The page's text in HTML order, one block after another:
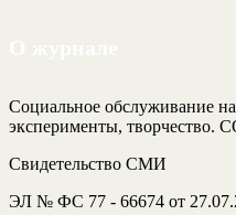
Социальное обслуживание
эксперименты, творчество.
Свидетельство СМИ
ЭЛ № ФС 77 - 66674 от